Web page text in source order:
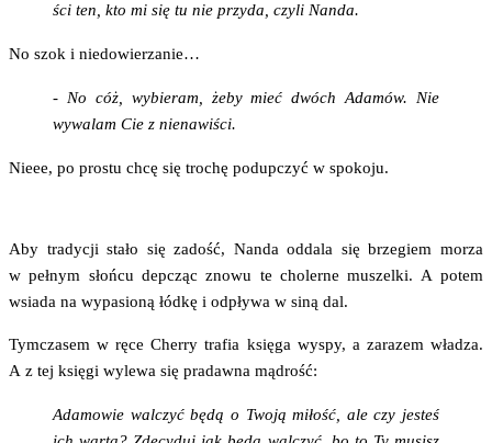
ści ten, kto mi się tu nie przy­da, czy­li Nanda.
No szok i niedowierzanie…
- No cóż, wybie­ram, żeby mieć dwóch Ada­mów. Nie
wywa­lam Cie z nienawiści.
Nie­ee, po pro­stu chcę się tro­chę podup­czyć w spokoju.
Aby tra­dy­cji sta­ło się zadość, Nan­da odda­la się brze­giem morza
w peł­nym słoń­cu dep­cząc zno­wu te cho­ler­ne muszel­ki. A potem
wsia­da na wypa­sio­ną łód­kę i odpły­wa w siną dal.
Tym­cza­sem w ręce Cher­ry tra­fia księ­ga wyspy, a zara­zem wła­dza.
A z tej księ­gi wyle­wa się pra­daw­na mądrość:
Ada­mo­wie wal­czyć będą o Two­ją miłość, ale czy jesteś